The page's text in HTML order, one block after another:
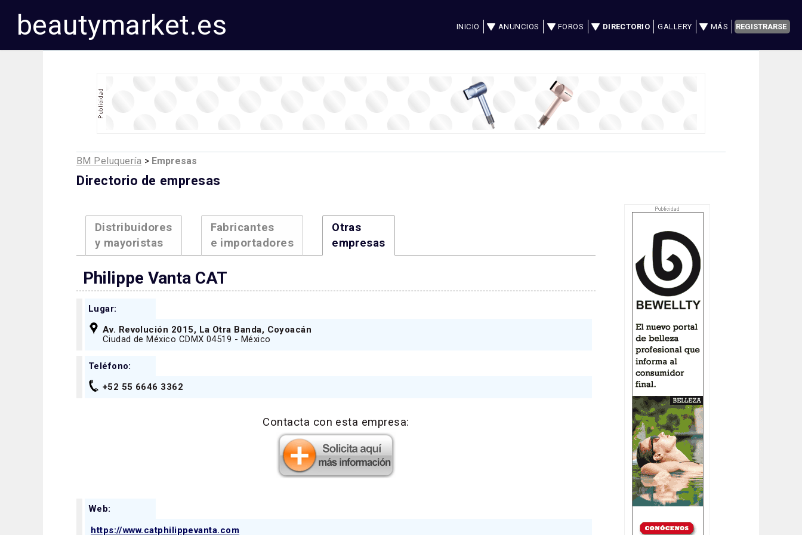
beautymarket.es INICIO ANUNCIOS FOROS DIRECTORIO GALLERY MÁS REGISTRARSE
BM Peluquería > Empresas
Directorio de empresas
Distribuidores
y mayoristas
Fabricantes
e importadores
Otras
empresas
Philippe Vanta CAT
Lugar:
Av. Revolución 2015, La Otra Banda, Coyoacán
Ciudad de México CDMX 04519 - México
Teléfono:
+52 55 6646 3362
Contacta con esta empresa:
Web:
https://www.catphilippevanta.com